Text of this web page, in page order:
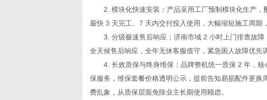
2. 模块化快速安装：产品采用工厂预制模块化生产，
最快 3 天完工、7 天内交付投入使用，大幅缩短施工周期
3. 分级极速售后响应：济南市域 2 小时上门排查故障
全天候售后响应，全年无休客服值守，紧急困人故障优先
4. 长效质保与终身维保：品牌整机统一质保 2 年，核
保服务，维保套餐价格透明公示，提前告知易损配件更
费乱象，从质保层面免除业主长期使用顾虑。